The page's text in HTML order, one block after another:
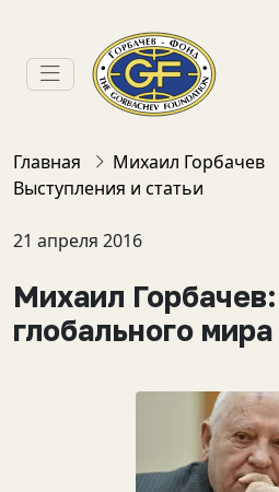
Главная
Михаил Горбачев
Выступления и статьи
21 апреля 2016
Михаил
глобального мира